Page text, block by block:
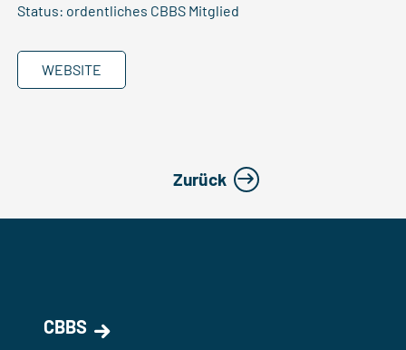
Status: ordentliches CBBS Mitglied
WEBSITE
Zurück
CBBS